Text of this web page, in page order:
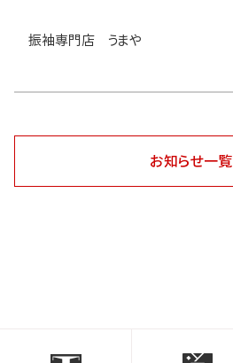
振袖専門店 うまや
お知らせ一覧